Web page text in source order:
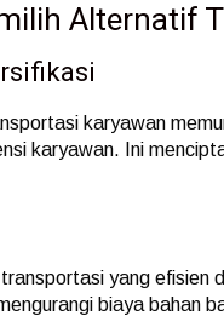
Alternatif
karyawan
karyawan. Ini
yang efisien
biaya bahan